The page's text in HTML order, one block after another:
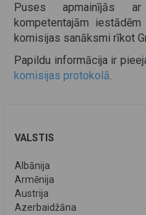
Puses apmainījās
kompetentajām
komisijas sanāksmi rīkot
Papildu informācija ir
komisijas protokolā.
VALSTIS
Albānija
Armēnija
Austrija
Azerbaidžāna